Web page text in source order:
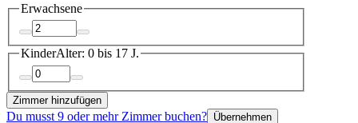
Erwachsene
KinderAlter: 0 bis 17 J.
Zimmer hinzufügen
Du musst 9 oder mehr Zimmer buchen? Übernehmen